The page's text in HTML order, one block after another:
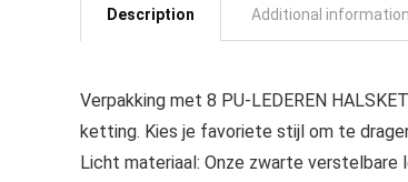
Description Additional information
Verpakking met 8 PU-LEDEREN
ketting. Kies je favoriete stijl om te
Licht materiaal: Onze zwarte verstelbare